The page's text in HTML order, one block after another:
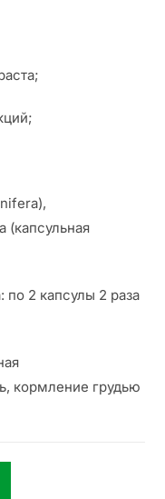
(капсульная
2 капсулы 2 раза
кормление грудью